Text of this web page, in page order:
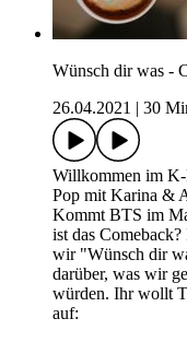
Wünsch dir was -
26.04.2021
30
Willkommen im
Pop mit Karina &
Kommt BTS im
ist das
wir "Wünsch dir
darüber, was wir
würden. Ihr wollt
auf: